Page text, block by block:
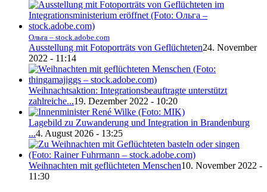
Ольга – stock.adobe.com
Ausstellung mit Fotoporträts von Geflüchteten24. November
2022 - 11:14
Weihnachtsaktion: Integrationsbeauftragte unterstützt
zahlreiche...19. Dezember 2022 - 10:20
Lagebild zu Zuwanderung und Integration in Brandenburg
...4. August 2026 - 13:25
Weihnachten mit geflüchteten Menschen10. November 2022 -
11:30